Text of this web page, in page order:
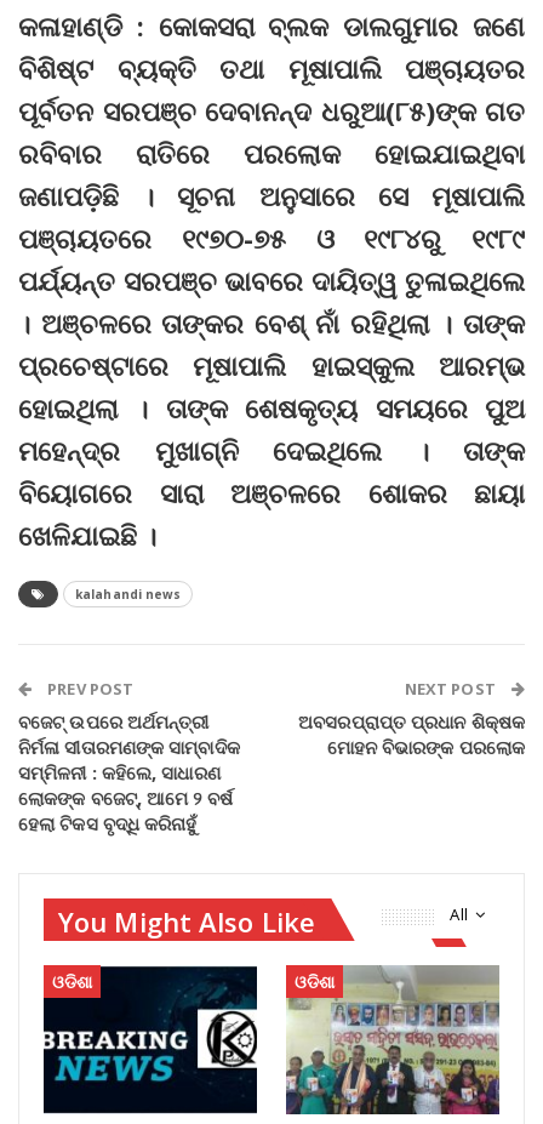
କଳାହାଣ୍ଡି : କୋକସରା ବ୍ଲକ ଡାଲଗୁମାର ଜଣେ
ବିଶିଷ୍ଟ ବ୍ୟକ୍ତି ତଥା ମୂଷାପାଲି ପଞ୍ଚାୟତର
ପୂର୍ବତନ ସରପଞ୍ଚ ଦେବାନନ୍ଦ ଧରୁଆ(୮୫)ଙ୍କ ଗତ
ରବିବାର ରାତିରେ ପରଲୋକ ହୋଇଯାଇଥିବା
ଜଣାପଡ଼ିଛି । ସୂଚନା ଅନୁସାରେ ସେ ମୂଷାପାଲି
ପଞ୍ଚାୟତରେ ୧୯୭୦-୭୫ ଓ ୧୯୮୪ରୁ ୧୯୮୯
ପର୍ଯ୍ୟନ୍ତ ସରପଞ୍ଚ ଭାବରେ ଦାୟିତ୍ୱ ତୁଳାଇଥିଲେ
। ଅଞ୍ଚଳରେ ତାଙ୍କର ବେଶ୍‌ ନାଁ ରହିଥିଲା । ତାଙ୍କ
ପ୍ରଚେଷ୍ଟାରେ ମୂଷାପାଲି ହାଇସ୍କୁଲ ଆରମ୍ଭ
ହୋଇଥିଲା । ତାଙ୍କ ଶେଷକୃତ୍ୟ ସମୟରେ ପୁଅ
ମହେନ୍ଦ୍ର ମୁଖାଗ୍ନି ଦେଇଥିଲେ । ତାଙ୍କ
ବିୟୋଗରେ ସାରା ଅଞ୍ଚଳରେ ଶୋକର ଛାୟା
ଖେଳିଯାଇଛି ।
kalahandi news
PREV POST
ବଜେଟ୍ ଉପରେ ଅର୍ଥମନ୍ତ୍ରୀ
ନିର୍ମଳା ସୀତାରମଣଙ୍କ ସାମ୍ବାଦିକ
ସମ୍ମିଳନୀ : କହିଲେ, ସାଧାରଣ
ଲୋକଙ୍କ ବଜେଟ୍, ଆମେ ୨ ବର୍ଷ
ହେଲା ଟିକସ ବୃଦ୍ଧି କରିନାହୁଁ
NEXT POST
ଅବସରପ୍ରାପ୍ତ ପ୍ରଧାନ ଶିକ୍ଷକ
ମୋହନ ବିଭାରଙ୍କ ପରଲୋକ
All
You Might Also Like
ଓଡିଶା ଓଡିଶା